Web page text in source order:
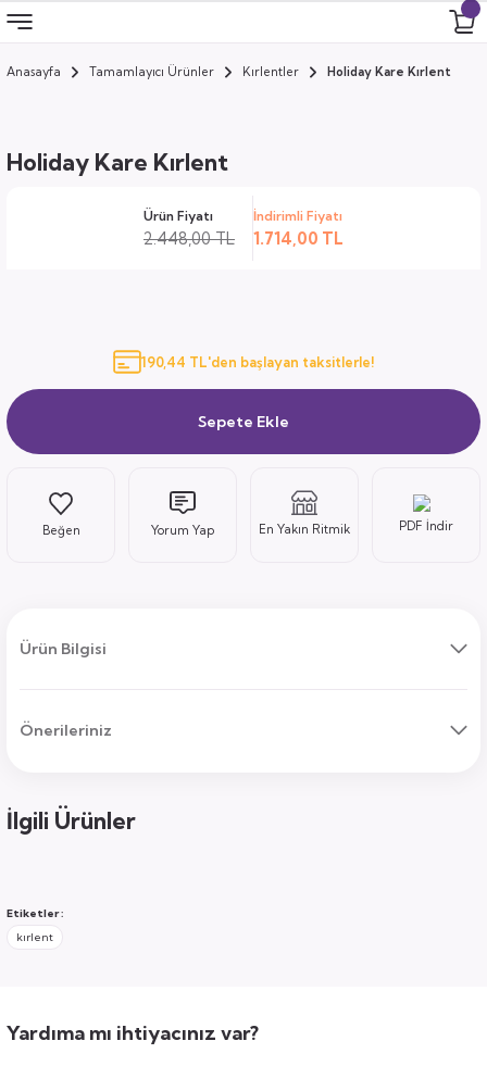
Geri Dön
Geri Dön
Geri Dön
Geri Dön
Anasayfa Tamamlayıcı Ürünler Kırlentler Holiday Kare Kırlent
Holiday Kare Kırlent
Ürün Fiyatı
2.448,00 TL
İndirimli Fiyatı
1.714,00 TL
190,44 TL'den başlayan taksitlerle!
Sepete Ekle
Yorum Yap En Yakın Ritmik PDF İndir
Ürün Bilgisi
Önerileriniz
İlgili Ürünler
Etiketler :
kırlent
Yardıma mı ihtiyacınız var?